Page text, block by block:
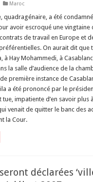
Maroc
quadragénaire, a été
avoir escroqué une vingtaine
de travail en Europe et
On aurait dit que
à Hay Mohammedi, à
la salle d’audience de la
première instance de
a été prononcé par le
tue, impatiente d’en savoir
venait de quitter le banc des
la Cour.
déclarées